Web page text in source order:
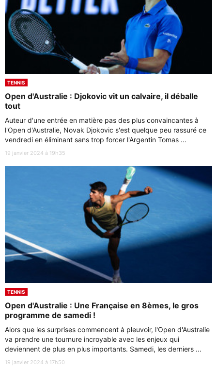
TENNIS
Open d'Australie : Djokovic vit un calvaire, il déballe
tout
Auteur d'une entrée en matière pas des plus convaincantes à
l'Open d'Australie, Novak Djokovic s'est quelque peu rassuré ce
vendredi en éliminant sans trop forcer l'Argentin Tomas ...
19 janvier 2024 à 19h35
TENNIS
Open d'Australie : Une Française en 8èmes, le gros
programme de samedi !
Alors que les surprises commencent à pleuvoir, l'Open d'Australie
va prendre une tournure incroyable avec les enjeux qui
deviennent de plus en plus importants. Samedi, les derniers ...
19 janvier 2024 à 17h50